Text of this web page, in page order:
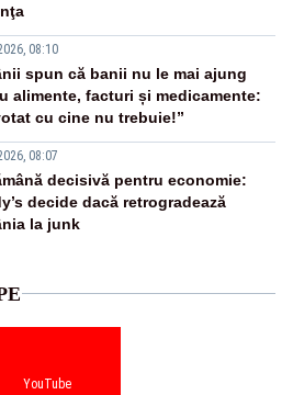
08:10
spun că banii nu le mai ajung
alimente, facturi și medicamente:
cu cine nu trebuie!”
08:07
decisivă pentru economie:
decide dacă retrogradează
la junk
YouTube